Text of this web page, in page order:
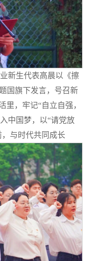
新生代表高晨以《擦
国旗下发言，号召新
里，牢记“自立自强，
中国梦，以“请党放
与时代共同成长